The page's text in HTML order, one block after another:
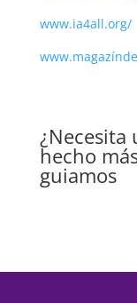
www.ia4all.org/
¿Necesita
hecho
guiamos